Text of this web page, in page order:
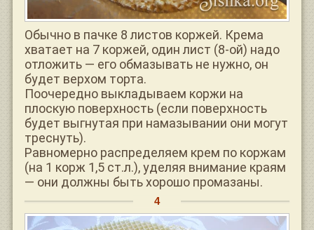
Обычно в пачке 8 листов коржей. Крема
хватает на 7 коржей, один лист (8-ой) надо
отложить — его обмазывать не нужно, он
будет верхом торта.
Поочередно выкладываем коржи на
плоскую поверхность (если поверхность
будет выгнутая при намазывании они могут
треснуть).
Равномерно распределяем крем по коржам
(на 1 корж 1,5 ст.л.), уделяя внимание краям
— они должны быть хорошо промазаны.